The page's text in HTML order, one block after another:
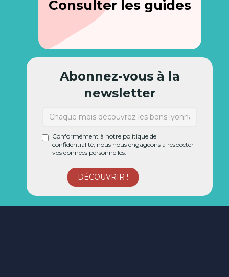
Consulter les guides
Abonnez-vous à la
newsletter
Conformément à notre politique de
confidentialité, nous nous engageons à respecter
vos données personnelles.